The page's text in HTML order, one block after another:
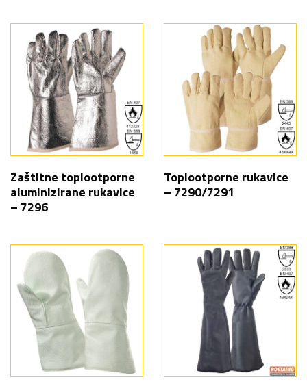
Zaštitne toplootporne
aluminizirane rukavice
– 7296
Toplootporne rukavice
– 7290/7291